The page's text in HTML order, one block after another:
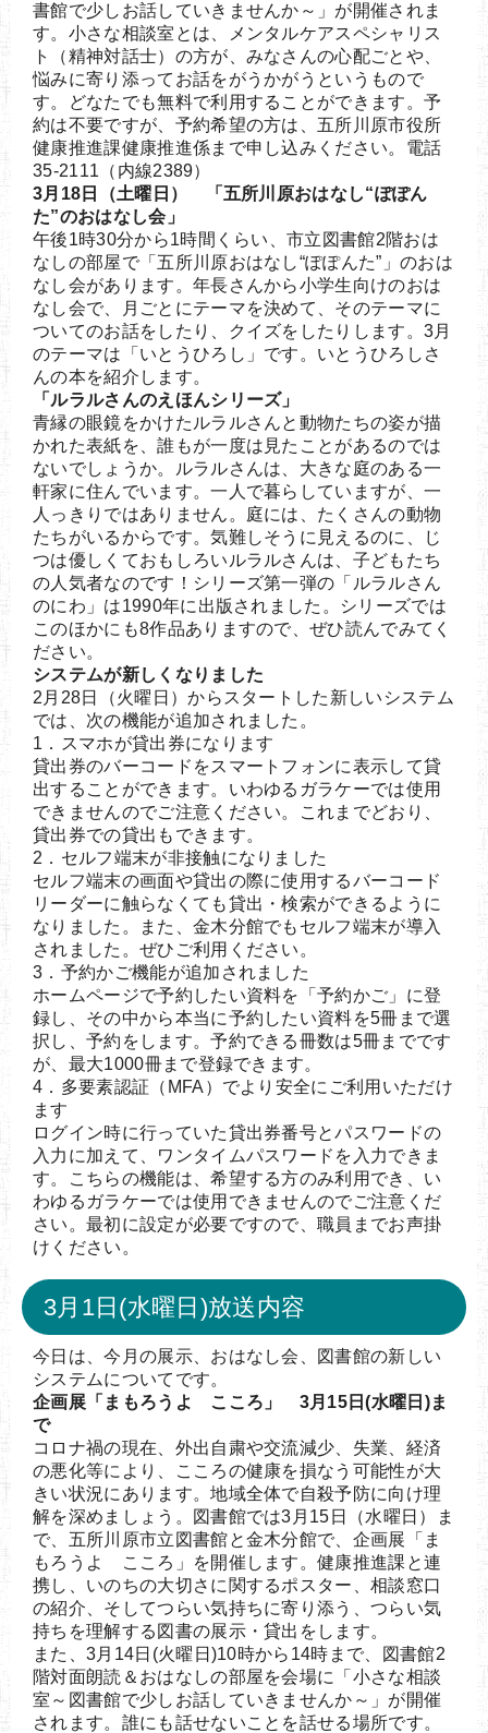
書館で少しお話していきませんか～」が開催されま
す。小さな相談室とは、メンタルケアスペシャリス
ト（精神対話士）の方が、みなさんの心配ごとや、
悩みに寄り添ってお話をがうかがうというもので
す。どなたでも無料で利用することができます。予
約は不要ですが、予約希望の方は、五所川原市役所
健康推進課健康推進係まで申し込みください。電話
35-2111（内線2389）
3月18日（土曜日） 「五所川原おはなし“ぽぽん
た”のおはなし会」
午後1時30分から1時間くらい、市立図書館2階おは
なしの部屋で「五所川原おはなし“ぽぽんた”」のおは
なし会があります。年長さんから小学生向けのおは
なし会で、月ごとにテーマを決めて、そのテーマに
ついてのお話をしたり、クイズをしたりします。3月
のテーマは「いとうひろし」です。いとうひろしさ
んの本を紹介します。
「ルラルさんのえほんシリーズ」
青縁の眼鏡をかけたルラルさんと動物たちの姿が描
かれた表紙を、誰もが一度は見たことがあるのでは
ないでしょうか。ルラルさんは、大きな庭のある一
軒家に住んでいます。一人で暮らしていますが、一
人っきりではありません。庭には、たくさんの動物
たちがいるからです。気難しそうに見えるのに、じ
つは優しくておもしろいルラルさんは、子どもたち
の人気者なのです！シリーズ第一弾の「ルラルさん
のにわ」は1990年に出版されました。シリーズでは
このほかにも8作品ありますので、ぜひ読んでみてく
ださい。
システムが新しくなりました
2月28日（火曜日）からスタートした新しいシステム
では、次の機能が追加されました。
1．スマホが貸出券になります
貸出券のバーコードをスマートフォンに表示して貸
出することができます。いわゆるガラケーでは使用
できませんのでご注意ください。これまでどおり、
貸出券での貸出もできます。
2．セルフ端末が非接触になりました
セルフ端末の画面や貸出の際に使用するバーコード
リーダーに触らなくても貸出・検索ができるように
なりました。また、金木分館でもセルフ端末が導入
されました。ぜひご利用ください。
3．予約かご機能が追加されました
ホームページで予約したい資料を「予約かご」に登
録し、その中から本当に予約したい資料を5冊まで選
択し、予約をします。予約できる冊数は5冊までです
が、最大1000冊まで登録できます。
4．多要素認証（MFA）でより安全にご利用いただけ
ます
ログイン時に行っていた貸出券番号とパスワードの
入力に加えて、ワンタイムパスワードを入力できま
す。こちらの機能は、希望する方のみ利用でき、い
わゆるガラケーでは使用できませんのでご注意くだ
さい。最初に設定が必要ですので、職員までお声掛
けください。
3月1日(水曜日)放送内容
今日は、今月の展示、おはなし会、図書館の新しい
システムについてです。
企画展「まもろうよ こころ」 3月15日(水曜日)ま
で
コロナ禍の現在、外出自粛や交流減少、失業、経済
の悪化等により、こころの健康を損なう可能性が大
きい状況にあります。地域全体で自殺予防に向け理
解を深めましょう。図書館では3月15日（水曜日）ま
で、五所川原市立図書館と金木分館で、企画展「ま
もろうよ こころ」を開催します。健康推進課と連
携し、いのちの大切さに関するポスター、相談窓口
の紹介、そしてつらい気持ちに寄り添う、つらい気
持ちを理解する図書の展示・貸出をします。
また、3月14日(火曜日)10時から14時まで、図書館2
階対面朗読＆おはなしの部屋を会場に「小さな相談
室～図書館で少しお話していきませんか～」が開催
されます。誰にも話せないことを話せる場所です。